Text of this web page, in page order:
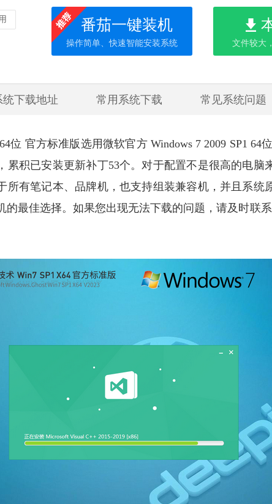
番茄一键装机
操作简单、快速智能安装系统 文件较大
统下载地址 常用系统下载 常见系统问题
位 官方标准版选用微软官方 Windows 7 2009 SP1 64
累积已安装更新补丁53个。对于配置不是很高的电脑
所有笔记本、品牌机，也支持组装兼容机，并且系统
的最佳选择。如果您出现无法下载的问题，请及时联系